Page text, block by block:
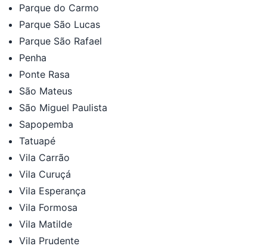
Parque do Carmo
Parque São Lucas
Parque São Rafael
Penha
Ponte Rasa
São Mateus
São Miguel Paulista
Sapopemba
Tatuapé
Vila Carrão
Vila Curuçá
Vila Esperança
Vila Formosa
Vila Matilde
Vila Prudente